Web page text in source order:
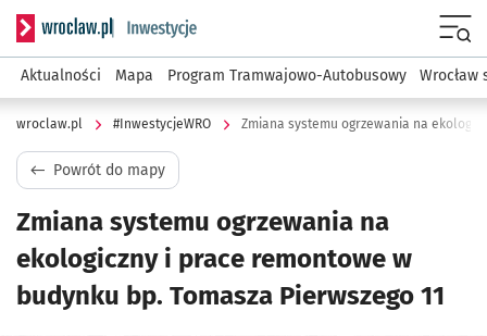
Serwis informacyjny wroclaw.pl podserwis:
Aktualności Mapa Program Tramwajowo-Autobusowy Wrocław
wroclaw.pl #InwestycjeWRO
Powrót do mapy
Zmiana systemu ogrzewania na
ekologiczny i prace remontowe w
budynku bp. Tomasza Pierwszego 11